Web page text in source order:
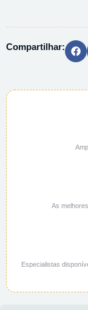
quantidade
Compartilhar:
As
Especialistas